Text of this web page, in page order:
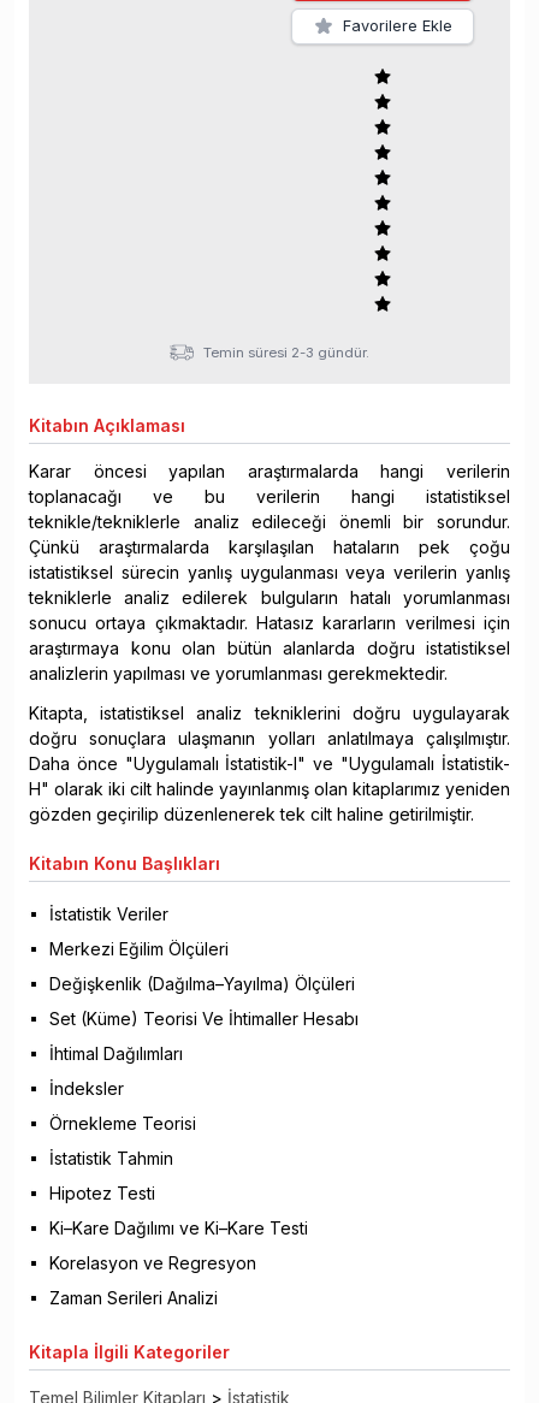
Favorilere Ekle
Temin süresi 2-3 gündür.
Kitabın Açıklaması
Karar öncesi yapılan araştırmalarda hangi verilerin
toplanacağı ve bu verilerin hangi istatistiksel
teknikle/tekniklerle analiz edileceği önemli bir sorundur.
Çünkü araştırmalarda karşılaşılan hataların pek çoğu
istatistiksel sürecin yanlış uygulanması veya verilerin yanlış
tekniklerle analiz edilerek bulguların hatalı yorumlanması
sonucu ortaya çıkmaktadır. Hatasız kararların verilmesi için
araştırmaya konu olan bütün alanlarda doğru istatistiksel
analizlerin yapılması ve yorumlanması gerekmektedir.
Kitapta, istatistiksel analiz tekniklerini doğru uygulayarak
doğru sonuçlara ulaşmanın yolları anlatılmaya çalışılmıştır.
Daha önce "Uygulamalı İstatistik-I" ve "Uygulamalı İstatistik-
H" olarak iki cilt halinde yayınlanmış olan kitaplarımız yeniden
gözden geçirilip düzenlenerek tek cilt haline getirilmiştir.
Kitabın Konu Başlıkları
İstatistik Veriler
Merkezi Eğilim Ölçüleri
Değişkenlik (Dağılma–Yayılma) Ölçüleri
Set (Küme) Teorisi Ve İhtimaller Hesabı
İhtimal Dağılımları
İndeksler
Örnekleme Teorisi
İstatistik Tahmin
Hipotez Testi
Ki–Kare Dağılımı ve Ki–Kare Testi
Korelasyon ve Regresyon
Zaman Serileri Analizi
Kitapla İlgili Kategoriler
Temel Bilimler Kitapları > İstatistik